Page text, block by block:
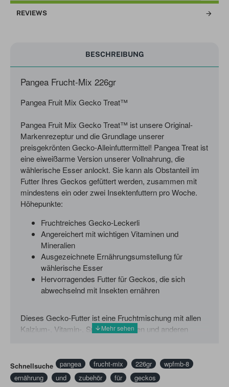
REVIEWS
BESCHREIBUNG
Pangea Frucht-Mix 226gr
Pangea Fruit Mix Gecko Treat™
Pangea Fruit Mix Gecko Treat™ ist unsere Original-
Markenrezeptur und die Grundlage unserer
preisgekrönten Gecko-Alleinfuttermittel! Pangea Treat ist
eine eiweißarme Version unserer Vollnahrung, die
wählerische Esser anlockt. Sie kann als Obstanteil im
Futter Ihres Geckos gefüttert werden, zusammen mit
mindestens ein oder zwei Insektenfuttern pro Woche.
Höhepunkte:
Fruchtreiches Gecko-Leckerli
Angereichert mit wichtigen Vitaminen und
Mineralien
Ausgezeichnete Ernährungsumstellung für
wählerische Esser
Hervorragendes Futter für Geckos, die sich
abwechselnd mit Insekten ernähren
Dieses Gecko-Futter ist eine Fruchtmischung mit allen
Kalzium-, Vitamin-, Spurenelementen und anderen
köstliche Mischung aus Bananen und Papaya, die Ihre
Geckos lieben werden. Eine abwechslungsreiche
Schnellsuche pangea frucht-mix 226gr
wpfmb-8
ernährung
und zubehör für geckos